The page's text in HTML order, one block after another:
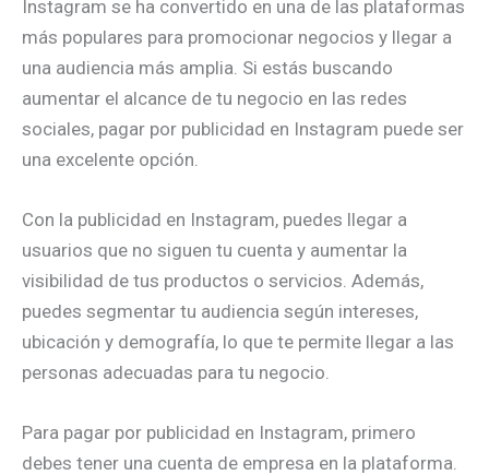
Instagram se ha convertido en una de las plataformas
más populares para promocionar negocios y llegar a
una audiencia más amplia. Si estás buscando
aumentar el alcance de tu negocio en las redes
sociales, pagar por publicidad en Instagram puede ser
una excelente opción.
Con la publicidad en Instagram, puedes llegar a
usuarios que no siguen tu cuenta y aumentar la
visibilidad de tus productos o servicios. Además,
puedes segmentar tu audiencia según intereses,
ubicación y demografía, lo que te permite llegar a las
personas adecuadas para tu negocio.
Para pagar por publicidad en Instagram, primero
debes tener una cuenta de empresa en la plataforma.